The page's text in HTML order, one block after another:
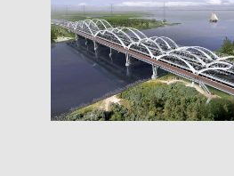
Hollandse brug